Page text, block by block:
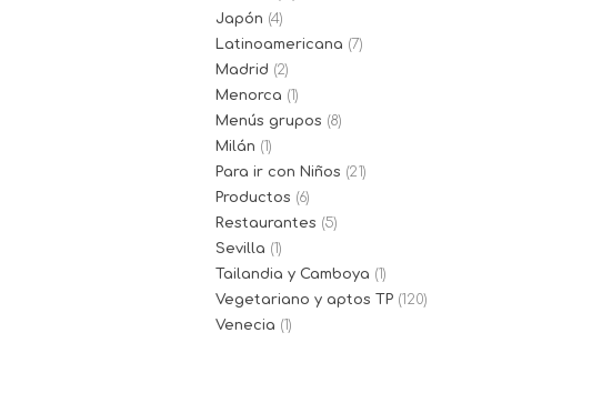
Japón (4)
Latinoamericana (7)
Madrid (2)
Menorca (1)
Menús grupos (8)
Milán (1)
Para ir con Niños (21)
Productos (6)
Restaurantes (5)
Sevilla (1)
Tailandia y Camboya (1)
Vegetariano y aptos TP (120)
Venecia (1)